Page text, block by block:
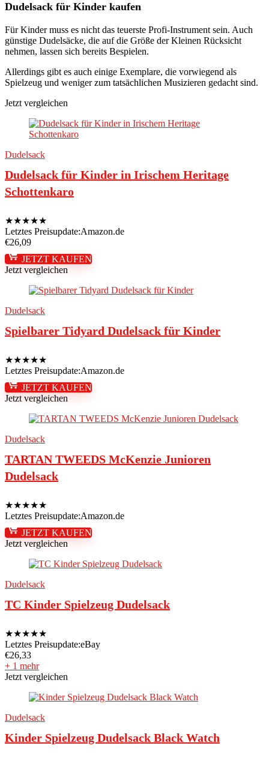
Dudelsack für Kinder kaufen
Für Kinder muss es nicht das teuerste Profi-Instrument sein. Auch
günstige Dudelsäcke, die auf die Größe der Kleinen Rücksicht
nehmen, lassen sich bereits Bespielen.
Allerdings gibt es auch einige Exemplare, die vorwiegend als
Spielzeug und weniger zum tatsächlichen Musizieren gedacht sind.
Jetzt vergleichen
Dudelsack
Dudelsack für Kinder in Irischem Heritage
Schottenkaro
★★★★★
Letztes Preisupdate:Amazon.de
€26,09
JETZT KAUFEN
Jetzt vergleichen
Dudelsack
Spielbarer Tidyard Dudelsack für Kinder
★★★★★
Letztes Preisupdate:Amazon.de
JETZT KAUFEN
Jetzt vergleichen
Dudelsack
TARTAN TWEEDS McKenzie Junioren
Dudelsack
★★★★★
Letztes Preisupdate:Amazon.de
JETZT KAUFEN
Jetzt vergleichen
Dudelsack
TC Kinder Spielzeug Dudelsack
★★★★★
Letztes Preisupdate:eBay
€26,33
+ 1 mehr
Jetzt vergleichen
Dudelsack
Kinder Spielzeug Dudelsack Black Watch